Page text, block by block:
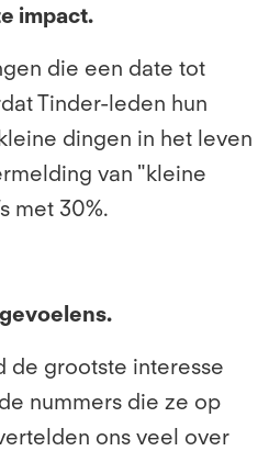
impact.
die een date tot
Tinder-leden hun
dingen in het leven
van "kleine
met 30%.
grootste interesse
nummers die ze op
ons veel over